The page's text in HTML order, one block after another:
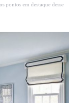
pontos em destaque desse